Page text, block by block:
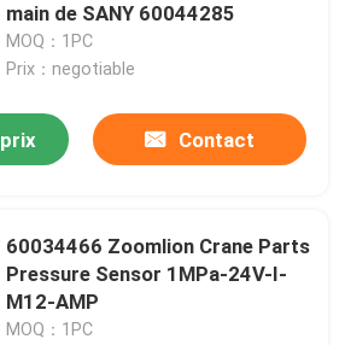
main de SANY 60044285
MOQ：1PC
Prix：negotiable
Contact
60034466 Zoomlion Crane Parts
Pressure Sensor 1MPa-24V-I-
M12-AMP
MOQ：1PC